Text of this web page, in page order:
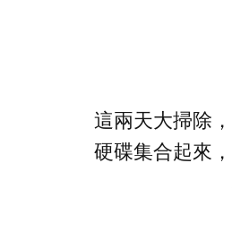
這兩天大掃除
硬碟集合起來